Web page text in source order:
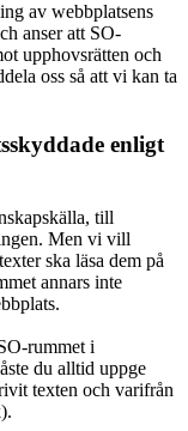
av webbplatsens
anser att SO-
upphovsrätten och
oss så att vi kan ta
enligt
till
Men vi vill
ska läsa dem på
annars inte
rummet i
du alltid uppge
texten och varifrån